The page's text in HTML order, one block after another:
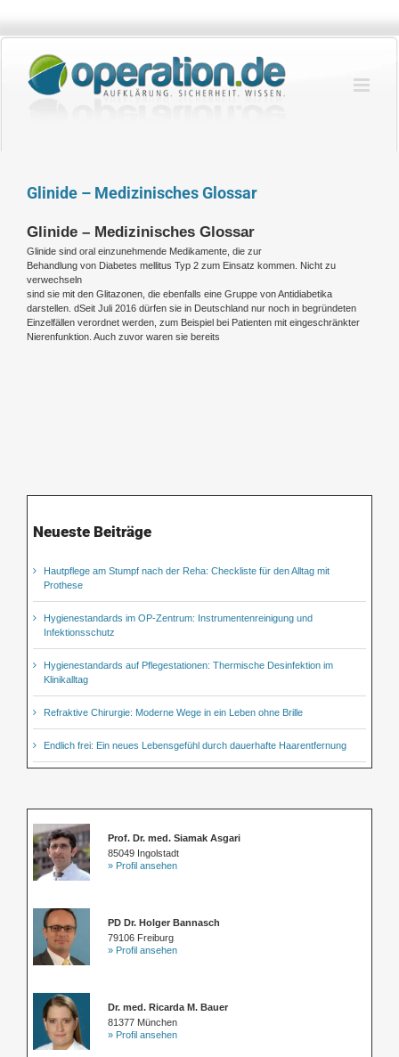
springen
Glinide – Medizinisches Glossar
Glinide – Medizinisches Glossar
Glinide sind oral einzunehmende Medikamente, die zur
Behandlung von Diabetes mellitus Typ 2 zum Einsatz kommen. Nicht zu
verwechseln
sind sie mit den Glitazonen, die ebenfalls eine Gruppe von Antidiabetika
darstellen. dSeit Juli 2016 dürfen sie in Deutschland nur noch in begründeten
Einzelfällen verordnet werden, zum Beispiel bei Patienten mit eingeschränkter
Nierenfunktion. Auch zuvor waren sie bereits
Neueste Beiträge
Hautpflege am Stumpf nach der Reha: Checkliste für den Alltag mit
Prothese
Hygienestandards im OP-Zentrum: Instrumentenreinigung und
Infektionsschutz
Hygienestandards auf Pflegestationen: Thermische Desinfektion im
Klinikalltag
Refraktive Chirurgie: Moderne Wege in ein Leben ohne Brille
Endlich frei: Ein neues Lebensgefühl durch dauerhafte Haarentfernung
Prof. Dr. med. Siamak Asgari
85049 Ingolstadt
» Profil ansehen
PD Dr. Holger Bannasch
79106 Freiburg
» Profil ansehen
Dr. med. Ricarda M. Bauer
81377 München
» Profil ansehen